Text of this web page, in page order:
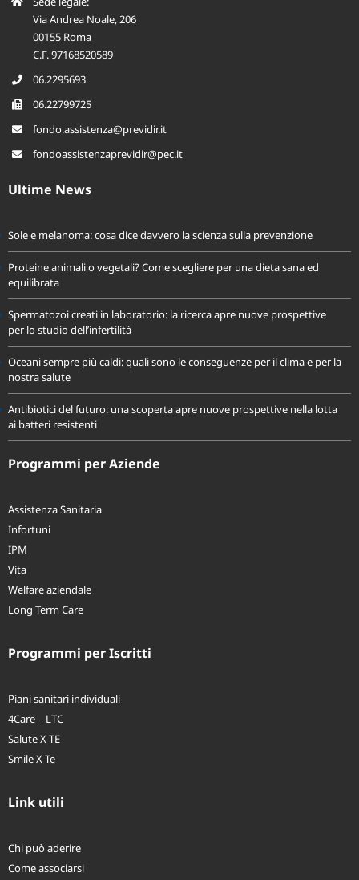
Sede legale:
Via Andrea Noale, 206
00155 Roma
C.F. 97168520589
06.2295693
06.22799725
fondo.assistenza@previdir.it
Sole e melanoma: cosa dice davvero la scienza sulla prevenzione
Proteine animali o vegetali? Come scegliere per una dieta sana ed
equilibrata
Spermatozoi creati in laboratorio: la ricerca apre nuove prospettive
per lo studio dell’infertilità
Oceani sempre più caldi: quali sono le conseguenze per il clima e per la
nostra salute
Antibiotici del futuro: una scoperta apre nuove prospettive nella lotta
ai batteri resistenti
Assistenza Sanitaria
Infortuni
IPM
Vita
Welfare aziendale
Piani sanitari individuali
4Care – LTC
Salute X TE
Chi può aderire